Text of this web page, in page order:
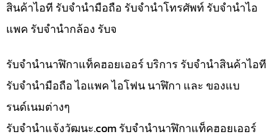
สินค้าไอที รับจำนำมือถือ รับจำนำโทรศัพท์ รับจำนำไอ
แพค รับจำนำกล้อง รับจ
รับจำนำนาฬิกาแท็คฮอยเออร์ บริการ รับจำนำสินค้าไอที
รับจำนำมือถือ ไอแพค ไอโฟน นาฬิกา และ ของแบ
รนด์เนมต่างๆ
รับจํานําแจ้งวัฒนะ.com รับจำนำนาฬิกาแท็คฮอยเออร์